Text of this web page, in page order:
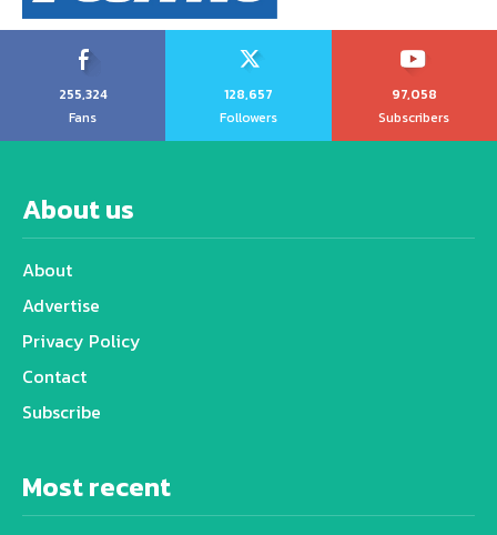
255,324
Fans
128,657
Followers
97,058
Subscribers
About us
About
Advertise
Privacy Policy
Contact
Subscribe
Most recent